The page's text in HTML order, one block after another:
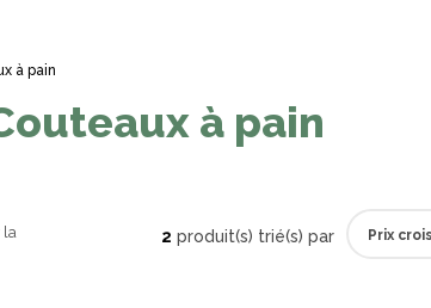
à pain
à pain
la
2 produit(s) trié(s) par